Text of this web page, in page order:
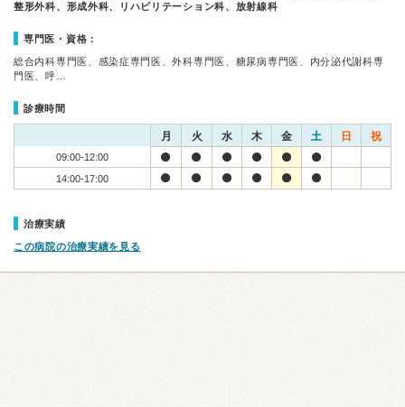
整形外科、形成外科、リハビリテーション科、放射線科
専門医・資格：
総合内科専門医、感染症専門医、外科専門医、糖尿病専門医、内分泌代謝科専
門医、呼…
診療時間
月 火 水 木 金 土 日 祝
09:00-12:00
14:00-17:00
治療実績
この病院の治療実績を見る